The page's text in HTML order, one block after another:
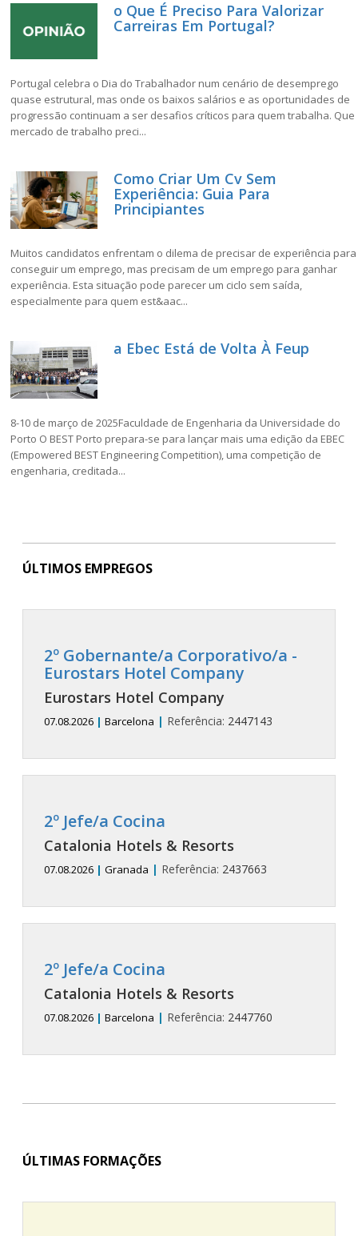
o Que É Preciso Para Valorizar
Carreiras Em Portugal?
Portugal celebra o Dia do Trabalhador num cenário de desemprego
quase estrutural, mas onde os baixos salários e as oportunidades de
progressão continuam a ser desafios críticos para quem trabalha. Que
mercado de trabalho preci...
Como Criar Um Cv Sem
Experiência: Guia Para
Principiantes
Muitos candidatos enfrentam o dilema de precisar de experiência para
conseguir um emprego, mas precisam de um emprego para ganhar
experiência. Esta situação pode parecer um ciclo sem saída,
especialmente para quem est&aac...
a Ebec Está de Volta À Feup
8-10 de março de 2025Faculdade de Engenharia da Universidade do
Porto O BEST Porto prepara-se para lançar mais uma edição da EBEC
(Empowered BEST Engineering Competition), uma competição de
engenharia, creditada...
ÚLTIMOS EMPREGOS
2º Gobernante/a Corporativo/a -
Eurostars Hotel Company
Eurostars Hotel Company
07.08.2026 | Barcelona | Referência: 2447143
2º Jefe/a Cocina
Catalonia Hotels & Resorts
07.08.2026 | Granada | Referência: 2437663
2º Jefe/a Cocina
Catalonia Hotels & Resorts
07.08.2026 | Barcelona | Referência: 2447760
ÚLTIMAS FORMAÇÕES